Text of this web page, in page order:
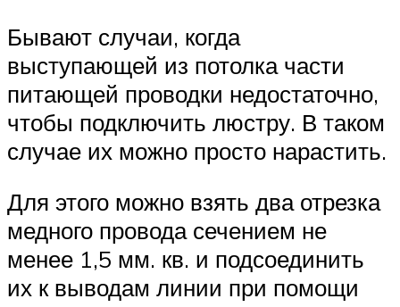
Бывают случаи, когда
выступающей из потолка части
питающей проводки недостаточно,
чтобы подключить люстру. В таком
случае их можно просто нарастить.
Для этого можно взять два отрезка
медного провода сечением не
менее 1,5 мм. кв. и подсоединить
их к выводам линии при помощи